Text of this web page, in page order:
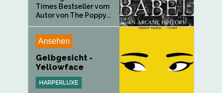
Times Bestseller vom
Autor von The Poppy...
Ansehen
Gelbgesicht -
Yellowface
HARPERLUXE